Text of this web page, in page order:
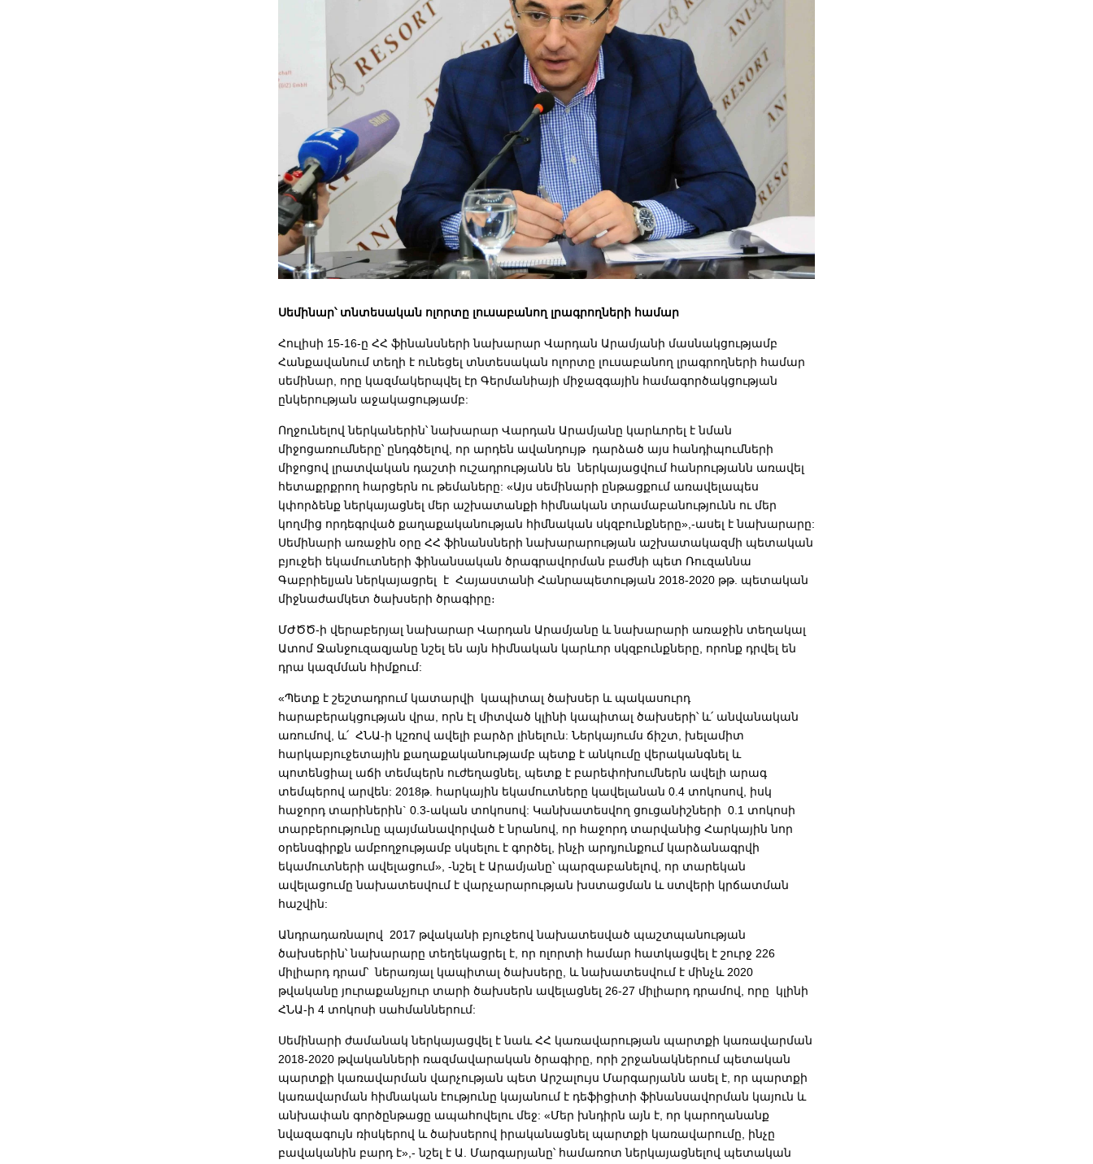
Սեմինար՝ տնտեսական ոլորտը լուսաբանող լրագրողների համար
Հուլիսի 15-16-ը ՀՀ ֆինանսների նախարար Վարդան Արամյանի մասնակցությամբ
Հանքավանում տեղի է ունեցել տնտեսական ոլորտը լուսաբանող լրագրողների համար
սեմինար, որը կազմակերպվել էր Գերմանիայի միջազգային համագործակցության
ընկերության աջակացությամբ:
Ողջունելով ներկաներին՝ նախարար Վարդան Արամյանը կարևորել է նման
միջոցառումները՝ ընդգծելով, որ արդեն ավանդույթ դարձած այս հանդիպումների
միջոցով լրատվական դաշտի ուշադրությանն են ներկայացվում հանրությանն առավել
հետաքրքրող հարցերն ու թեմաները: «Այս սեմինարի ընթացքում առավելապես
կփորձենք ներկայացնել մեր աշխատանքի հիմնական տրամաբանությունն ու մեր
կողմից որդեգրված քաղաքականության հիմնական սկզբունքները»,-ասել է նախարարը:
Սեմինարի առաջին օրը ՀՀ ֆինանսների նախարարության աշխատակազմի պետական
բյուջեի եկամուտների ֆինանսական ծրագրավորման բաժնի պետ Ռուզաննա
Գաբրիելյան ներկայացրել է Հայաստանի Հանրապետության 2018-2020 թթ. պետական
միջնաժամկետ ծախսերի ծրագիրը։
ՄԺԾԾ-ի վերաբերյալ նախարար Վարդան Արամյանը և նախարարի առաջին տեղակալ
Ատոմ Ջանջուզազյանը նշել են այն հիմնական կարևոր սկզբունքները, որոնք դրվել են
դրա կազմման հիմքում:
«Պետք է շեշտադրում կատարվի կապիտալ ծախսեր և պակասուրդ
հարաբերակցության վրա, որն էլ միտված կլինի կապիտալ ծախսերի՝ և՛ անվանական
առումով, և՛ ՀՆԱ-ի կշռով ավելի բարձր լինելուն: Ներկայումս ճիշտ, խելամիտ
հարկաբյուջետային քաղաքականությամբ պետք է անկումը վերականգնել և
պոտենցիալ աճի տեմպերն ուժեղացնել, պետք է բարեփոխումներն ավելի արագ
տեմպերով արվեն: 2018թ. հարկային եկամուտները կավելանան 0.4 տոկոսով, իսկ
հաջորդ տարիներին` 0.3-ական տոկոսով: Կանխատեսվող ցուցանիշների 0.1 տոկոսի
տարբերությունը պայմանավորված է նրանով, որ հաջորդ տարվանից Հարկային նոր
օրենսգիրքն ամբողջությամբ սկսելու է գործել, ինչի արդյունքում կարձանագրվի
եկամուտների ավելացում», -նշել է Արամյանը՝ պարզաբանելով, որ տարեկան
ավելացումը նախատեսվում է վարչարարության խստացման և ստվերի կրճատման
հաշվին:
Անդրադառնալով 2017 թվականի բյուջեով նախատեսված պաշտպանության
ծախսերին՝ նախարարը տեղեկացրել է, որ ոլորտի համար հատկացվել է շուրջ 226
միլիարդ դրամ՝ ներառյալ կապիտալ ծախսերը, և նախատեսվում է մինչև 2020
թվականը յուրաքանչյուր տարի ծախսերն ավելացնել 26-27 միլիարդ դրամով, որը կլինի
ՀՆԱ-ի 4 տոկոսի սահմաններում:
Սեմինարի ժամանակ ներկայացվել է նաև ՀՀ կառավարության պարտքի կառավարման
2018-2020 թվականների ռազմավարական ծրագիրը, որի շրջանակներում պետական
պարտքի կառավարման վարչության պետ Արշալույս Մարգարյանն ասել է, որ պարտքի
կառավարման հիմնական էությունը կայանում է դեֆիցիտի ֆինանսավորման կայուն և
անխափան գործընթացը ապահովելու մեջ: «Մեր խնդիրն այն է, որ կարողանանք
նվազագույն ռիսկերով և ծախսերով իրականացնել պարտքի կառավարումը, ինչը
բավականին բարդ է»,- նշել է Ա. Մարգարյանը՝ համառոտ ներկայացնելով պետական